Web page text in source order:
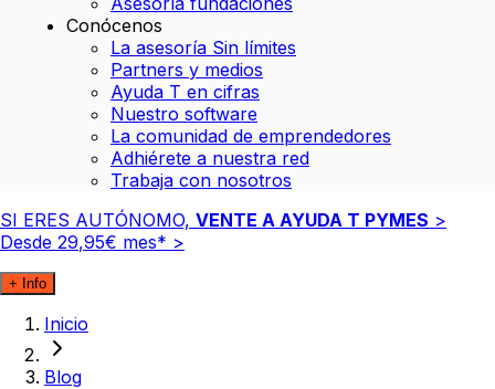
Conócenos
La asesoría Sin límites
Partners y medios
Ayuda T en cifras
Nuestro software
La comunidad de emprendedores
Adhiérete a nuestra red
Trabaja con nosotros
SI ERES AUTÓNOMO, VENTE A AYUDA T PYMES >
Desde 29,95€ mes* >
+ Info
Inicio
Blog